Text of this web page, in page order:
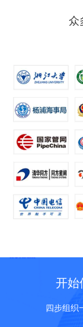
众
开始
四步组织